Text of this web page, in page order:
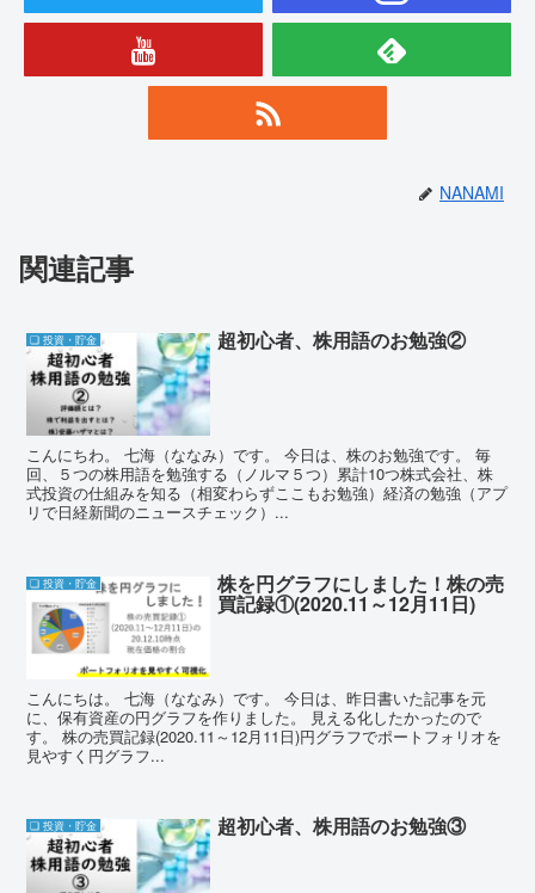
NANAMI
関連記事
❏ 投資・貯金 超初心者、株用語のお勉強②
こんにちわ。 七海（ななみ）です。 今日は、株のお勉強です。 毎
回、５つの株用語を勉強する（ノルマ５つ）累計10つ株式会社、株
式投資の仕組みを知る（相変わらずここもお勉強）経済の勉強（アプ
リで日経新聞のニュースチェック）...
❏ 投資・貯金 株を円グラフにしました！株の売
買記録①(2020.11～12月11日)
こんにちは。 七海（ななみ）です。 今日は、昨日書いた記事を元
に、保有資産の円グラフを作りました。 見える化したかったので
す。 株の売買記録(2020.11～12月11日)円グラフでポートフォリオを
見やすく円グラフ...
❏ 投資・貯金 超初心者、株用語のお勉強③